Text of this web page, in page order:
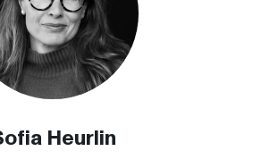
Heurlin